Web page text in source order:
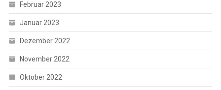
Februar 2023
Januar 2023
Dezember 2022
November 2022
Oktober 2022